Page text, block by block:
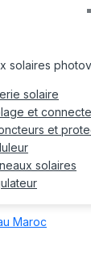
solaires
solaire
et
et
solaires